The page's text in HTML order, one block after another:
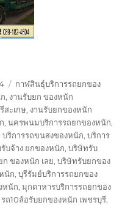
ป้าย
กำกับ
กาฬสินธุ์บริการรถยกของ
, งานรับยก ของหนัก
สะเกษ, งานรับยกของหนัก
,นครพนมบริการรถยกของหนัก,
,บริการรถขนสงของหนัก,บริการ
บจ้าง ยกของหนัก,บริษัทรับ
ของหนัก เลย,บริษัทรับยกของ
นัก,บุรีรัมย์บริการรถยกของ
หนัก,มุกดาหารบริการรถยกของ
รถ10ล้อรับยกของหนัก เพชรบุรี,